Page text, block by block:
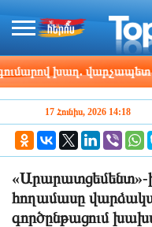
խաղ. վարչապետ
17 Հունիս, 2026 14:18
«Արարատցեմենտ»-
հողամասը
գործընթացում